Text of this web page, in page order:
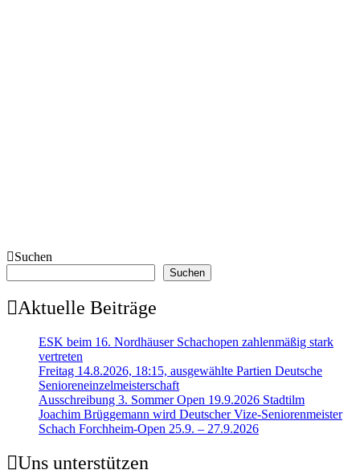
Suchen
Suchen
Aktuelle Beiträge
ESK beim 16. Nordhäuser Schachopen zahlenmäßig stark
vertreten
Freitag 14.8.2026, 18:15, ausgewählte Partien Deutsche
Senioreneinzelmeisterschaft
Ausschreibung 3. Sommer Open 19.9.2026 Stadtilm
Joachim Brüggemann wird Deutscher Vize-Seniorenmeister
Schach Forchheim-Open 25.9. – 27.9.2026
Uns unterstützen